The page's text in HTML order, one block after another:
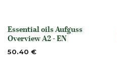
None
Essential oils Aufguss
Overview A2 - EN
50.40 €